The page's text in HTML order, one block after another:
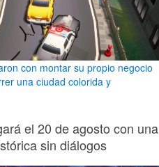
con montar su propio negocio
una ciudad colorida y
el 20 de agosto con una
sin diálogos